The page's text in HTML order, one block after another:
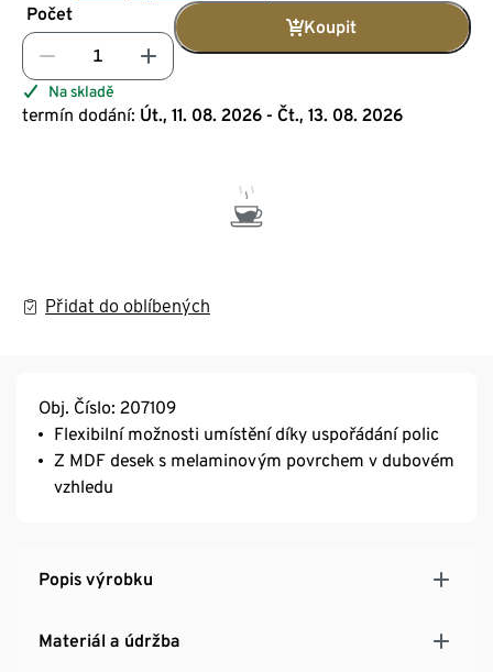
Počet
Koupit
Na skladě
termín dodání: Út., 11. 08. 2026 - Čt., 13. 08. 2026
Přidat do oblíbených
Obj. Číslo: 207109
Flexibilní možnosti umístění díky uspořádání polic
Z MDF desek s melaminovým povrchem v dubovém
vzhledu
Popis výrobku
Materiál a údržba